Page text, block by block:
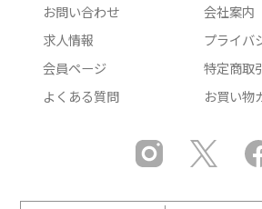
お問い合わせ
会社案内
求人情報
プライバ
会員ページ
特定商取
よくある質問
お買い物